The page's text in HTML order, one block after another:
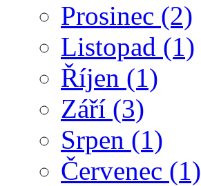
Prosinec (2)
Listopad (1)
Říjen (1)
Září (3)
Srpen (1)
Červenec (1)